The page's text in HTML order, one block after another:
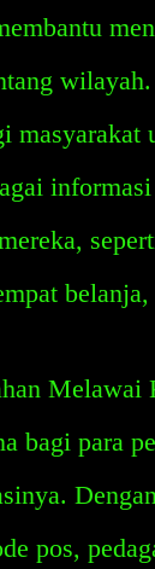
masyarakat
Melawai
bagi para
pos,